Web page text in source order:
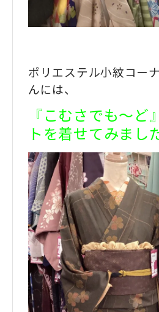
ポリエステル小紋コー
んには、
『こむさでも〜ど
トを着せてみまし